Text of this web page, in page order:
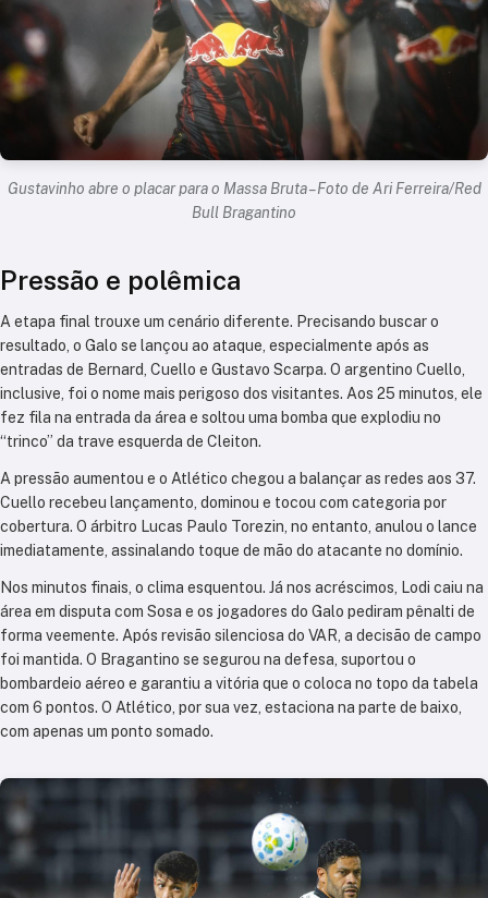
Gustavinho abre o placar para o Massa Bruta – Foto de Ari Ferreira/Red
Bull Bragantino
Pressão e polêmica
A etapa final trouxe um cenário diferente. Precisando buscar o
resultado, o Galo se lançou ao ataque, especialmente após as
entradas de Bernard, Cuello e Gustavo Scarpa. O argentino Cuello,
inclusive, foi o nome mais perigoso dos visitantes. Aos 25 minutos, ele
fez fila na entrada da área e soltou uma bomba que explodiu no
“trinco” da trave esquerda de Cleiton.
A pressão aumentou e o Atlético chegou a balançar as redes aos 37.
Cuello recebeu lançamento, dominou e tocou com categoria por
cobertura. O árbitro Lucas Paulo Torezin, no entanto, anulou o lance
imediatamente, assinalando toque de mão do atacante no domínio.
Nos minutos finais, o clima esquentou. Já nos acréscimos, Lodi caiu na
área em disputa com Sosa e os jogadores do Galo pediram pênalti de
forma veemente. Após revisão silenciosa do VAR, a decisão de campo
foi mantida. O Bragantino se segurou na defesa, suportou o
bombardeio aéreo e garantiu a vitória que o coloca no topo da tabela
com 6 pontos. O Atlético, por sua vez, estaciona na parte de baixo,
com apenas um ponto somado.